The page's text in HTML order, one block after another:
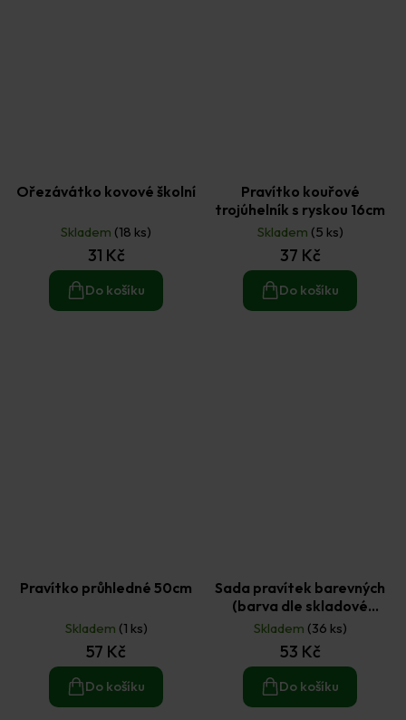
Ořezávátko kovové školní
Skladem (18 ks)
31 Kč
Do košíku
Pravítko kouřové
trojúhelník s ryskou 16cm
Skladem (5 ks)
37 Kč
Do košíku
Pravítko průhledné 50cm
Skladem (1 ks)
57 Kč
Do košíku
Sada pravítek barevných
(barva dle skladové
dostupnosti) 4ks
Skladem (36 ks)
53 Kč
Do košíku